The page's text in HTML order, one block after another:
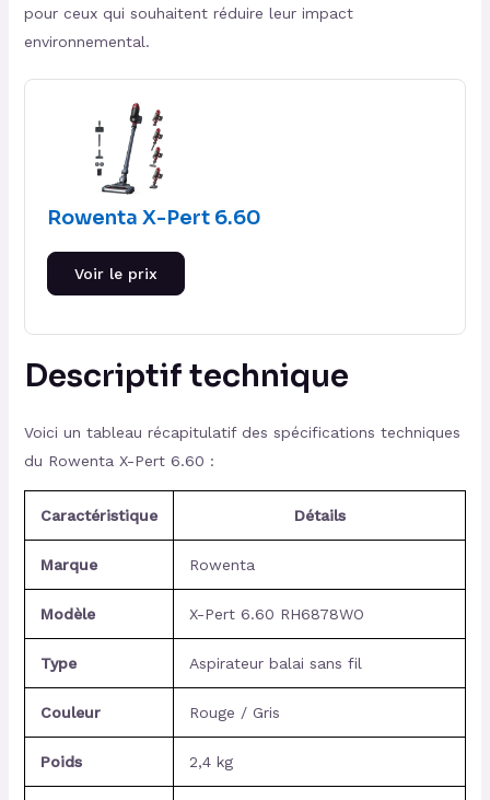
pour ceux qui souhaitent réduire leur impact
environnemental.
Rowenta X-Pert 6.60
Voir le prix
Descriptif technique
Voici un tableau récapitulatif des spécifications techniques
du Rowenta X-Pert 6.60 :
Caractéristique Détails
Marque Rowenta
Modèle X-Pert 6.60 RH6878WO
Type Aspirateur balai sans fil
Couleur Rouge / Gris
Poids 2,4 kg